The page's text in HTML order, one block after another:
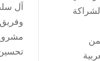
آل
وفريق